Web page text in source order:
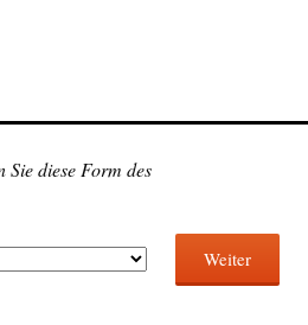
Sie diese Form des
Weiter